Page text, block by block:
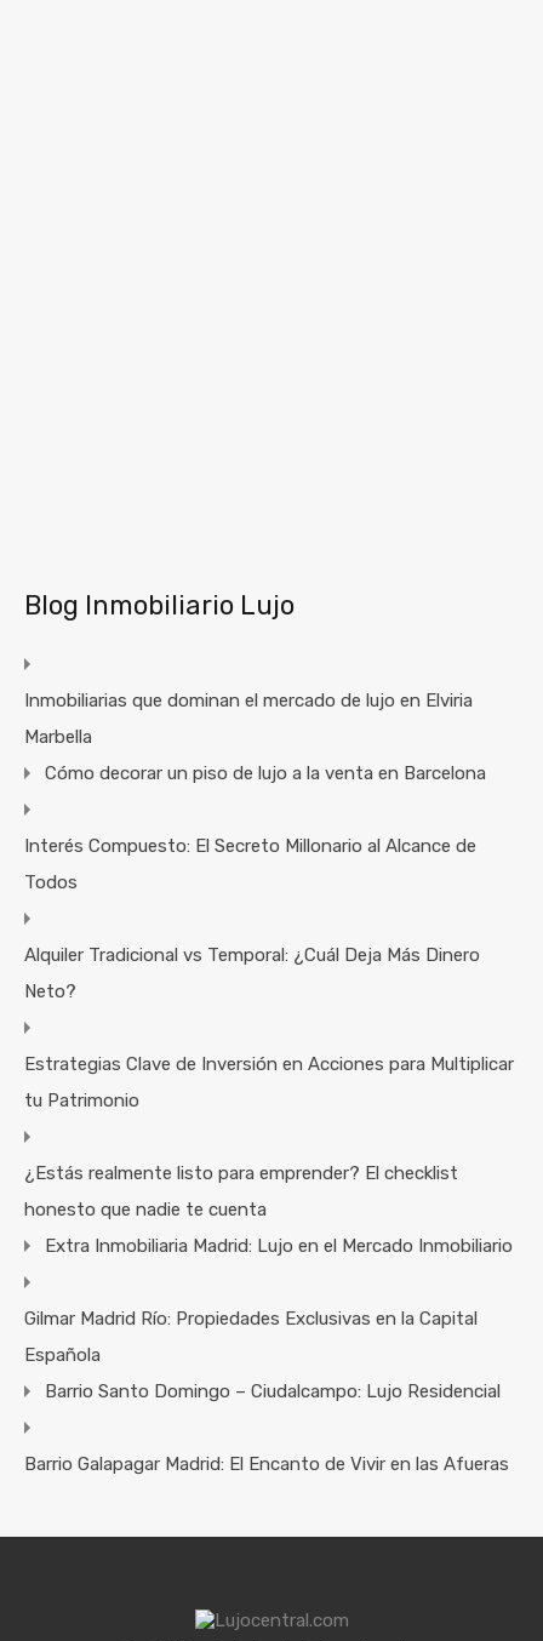
Blog Inmobiliario Lujo
Inmobiliarias que dominan el mercado de lujo en Elviria
Marbella
Cómo decorar un piso de lujo a la venta en Barcelona
Interés Compuesto: El Secreto Millonario al Alcance de
Todos
Alquiler Tradicional vs Temporal: ¿Cuál Deja Más Dinero
Neto?
Estrategias Clave de Inversión en Acciones para Multiplicar
tu Patrimonio
¿Estás realmente listo para emprender? El checklist
honesto que nadie te cuenta
Extra Inmobiliaria Madrid: Lujo en el Mercado Inmobiliario
Gilmar Madrid Río: Propiedades Exclusivas en la Capital
Española
Barrio Santo Domingo – Ciudalcampo: Lujo Residencial
Barrio Galapagar Madrid: El Encanto de Vivir en las Afueras